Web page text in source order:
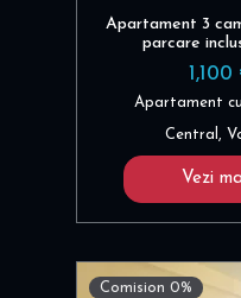
Apartament 3
parcare
1,100
Apartament
Central,
Vezi
Comision 0%